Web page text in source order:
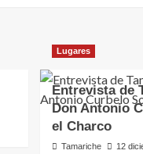
Lugares
Entrevista de
Don Antonio
el Charco
Tamariche 12